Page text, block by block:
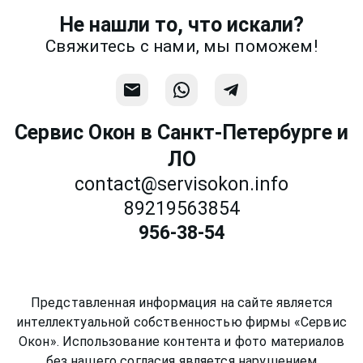
Связаться
Не нашли то, что искали?
Свяжитесь с нами, мы поможем!
Сервис Окон в Санкт-Петербурге и
ЛО
contact@servisokon.info
89219563854
956-38-54
Представленная информация на сайте является
интеллектуальной собственностью фирмы «Сервис
Окон». Использование контента и фото материалов